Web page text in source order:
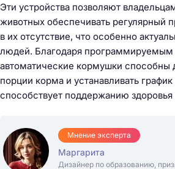
Эти устройства позволяют
животных обеспечивать регулярный
в их отсутствие, что особенно
людей. Благодаря программируемым
автоматические кормушки способны
порции корма и устанавливать
способствует поддержанию
Мнение эксперта
Маргарита
Дизайнер по образованию,